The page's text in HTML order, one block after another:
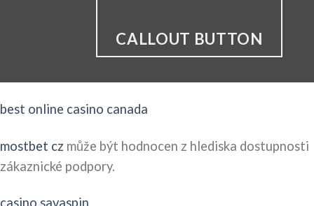
CALLOUT BUTTON
best online casino canada
mostbet cz může být hodnocen z hlediska dostupnosti
zákaznické podpory.
casino savaspin